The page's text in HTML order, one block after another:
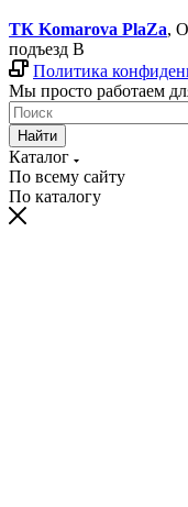
ТК Komarova PlaZa,
подъезд В
Политика
Мы просто работаем
Найти
Каталог
По всему сайту
По каталогу